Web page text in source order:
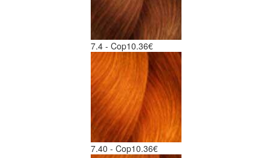
7.4 - Cop10.36€
7.40 - Cop10.36€